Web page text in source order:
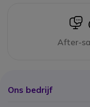
After-
Ons bedrijf